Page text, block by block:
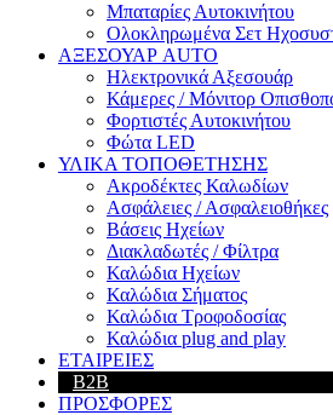
Μπαταρίες Αυτοκινήτου
Ολοκληρωμένα Σετ
ΑΞΕΣΟΥΑΡ AUTO
Ηλεκτρονικά Αξεσουάρ
Κάμερες / Μόνιτορ
Φορτιστές Αυτοκινήτου
Φώτα LED
ΥΛΙΚΑ ΤΟΠΟΘΕΤΗΣΗΣ
Ακροδέκτες Καλωδίων
Ασφάλειες / Ασφαλειοθήκες
Βάσεις Ηχείων
Διακλαδωτές / Φίλτρα
Καλώδια Ηχείων
Καλώδια Σήματος
Καλώδια Τροφοδοσίας
Καλώδια plug and play
ΕΤΑΙΡΕΙΕΣ
B2B
ΠΡΟΣΦΟΡΕΣ